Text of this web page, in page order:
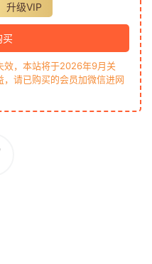
升级VIP
买
效，本站将于2026年9月关
请已购买的会员加微信进网